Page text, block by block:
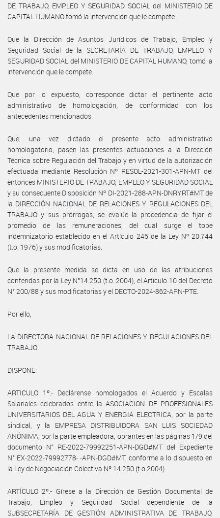
DE TRABAJO, EMPLEO Y SEGURIDAD SOCIAL del MINISTERIO DE
CAPITAL HUMANO tomó la intervención que le compete.
Que la Dirección de Asuntos Jurídicos de Trabajo, Empleo y
Seguridad Social de la SECRETARÍA DE TRABAJO, EMPLEO Y
SEGURIDAD SOCIAL del MINISTERIO DE CAPITAL HUMANO, tomó la
intervención que le compete.
Que por lo expuesto, corresponde dictar el pertinente acto
administrativo de homologación, de conformidad con los
antecedentes mencionados.
Que, una vez dictado el presente acto administrativo
homologatorio, pasen las presentes actuaciones a la Dirección
Técnica sobre Regulación del Trabajo y en virtud de la autorización
efectuada mediante Resolución Nº RESOL-2021-301-APN-MT del
entonces MINISTERIO DE TRABAJO, EMPLEO Y SEGURIDAD SOCIAL
y su consecuente Disposición Nº DI-2021-288-APN-DNRYRT#MT de
la DIRECCIÓN NACIONAL DE RELACIONES Y REGULACIONES DEL
TRABAJO y sus prórrogas, se evalúe la procedencia de fijar el
promedio de las remuneraciones, del cual surge el tope
indemnizatorio establecido en el Artículo 245 de la Ley Nº 20.744
(t.o. 1976) y sus modificatorias.
Que la presente medida se dicta en uso de las atribuciones
conferidas por la Ley N°14.250 (t.o. 2004), el Artículo 10 del Decreto
N° 200/88 y sus modificatorias y el DECTO-2024-862-APN-PTE.
Por ello,
LA DIRECTORA NACIONAL DE RELACIONES Y REGULACIONES DEL
TRABAJO
DISPONE:
ARTICULO 1º.- Declárense homologados el Acuerdo y Escalas
Salariales celebrados entre la ASOCIACION DE PROFESIONALES
UNIVERSITARIOS DEL AGUA Y ENERGIA ELECTRICA, por la parte
sindical, y la EMPRESA DISTRIBUIDORA SAN LUIS SOCIEDAD
ANÓNIMA, por la parte empleadora, obrantes en las páginas 1/9 del
documento N° RE-2022-79992251-APN-DGD#MT del Expediente
N° EX-2022-79992778- -APN-DGD#MT, conforme a lo dispuesto en
la Ley de Negociación Colectiva Nº 14.250 (t.o 2004).
ARTÍCULO 2º.- Gírese a la Dirección de Gestión Documental de
Trabajo, Empleo y Seguridad Social dependiente de la
SUBSECRETARÍA DE GESTIÓN ADMINISTRATIVA DE TRABAJO,